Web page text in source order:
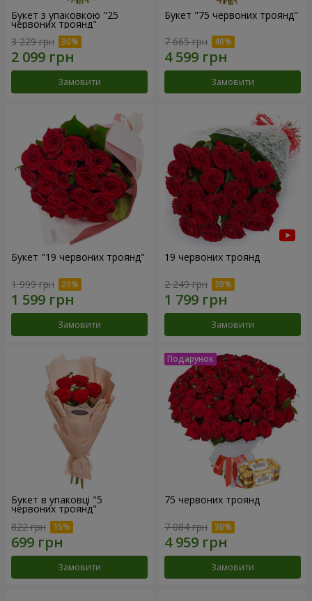
Букет з упаковкою "25
червоних троянд"
3 229 грн
Замовити
Букет "75 червоних троянд"
7 665 грн
Замовити
Букет "19 червоних троянд"
1 999 грн
Замовити
19 червоних троянд
2 249 грн
Замовити
Букет в упаковці "5
червоних троянд"
822 грн
Замовити
75 червоних троянд
7 084 грн
Замовити